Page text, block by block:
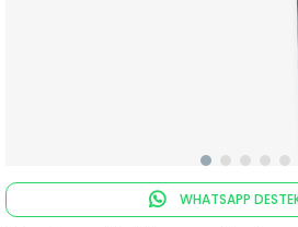
WHATSAPP